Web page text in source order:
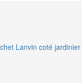
Lanvin coté jardinier